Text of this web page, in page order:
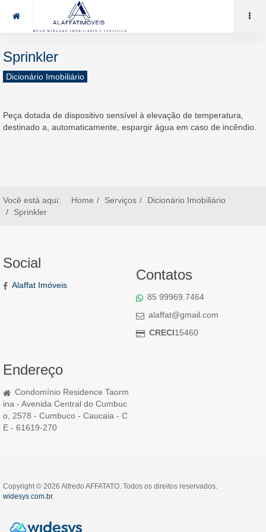
85 99969.7464 alaffat@gmail.com
Sprinkler
Dicionário Imobiliário
Peça dotada de dispositivo sensível à elevação de temperatura,
destinado a, automaticamente, espargir água em caso de incêndio.
Você está aqui: Home Serviços
Dicionário Imobiliário
Sprinkler
Social
Alaffat Imóveis
Contatos
85 99969.7464
alaffat@gmail.com
CRECI15460
Endereço
Condomínio Residence Taorm
ina - Avenida Central do Cumbuc
o, 2578 - Cumbuco - Caucaia - C
E - 61619-270
Copyright © 2026 Alfredo AFFATATO. Todos os direitos reservados.
widesys.com.br.